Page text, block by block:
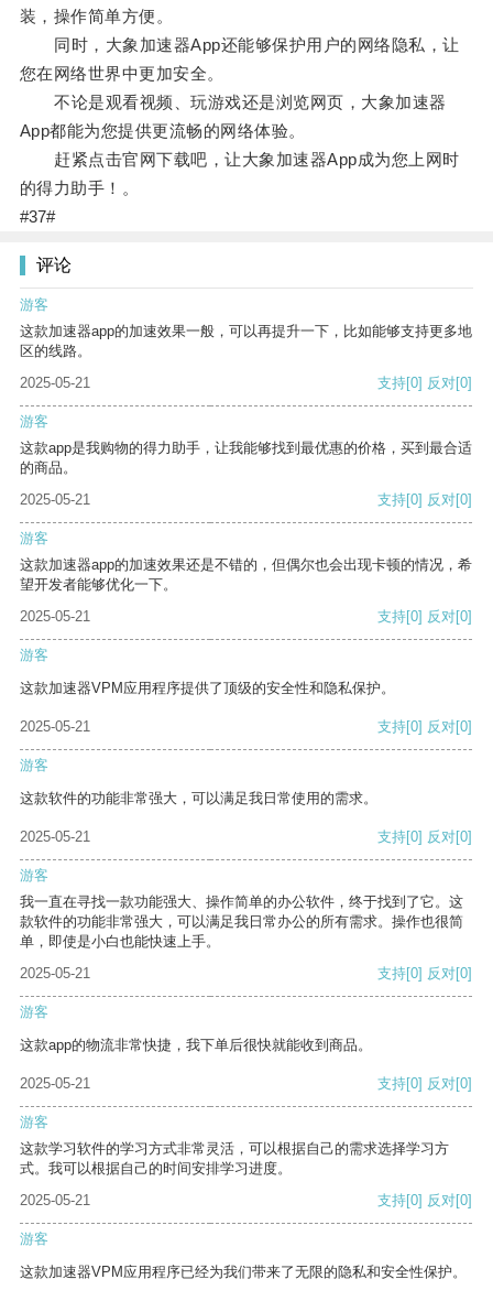
装，操作简单方便。
同时，大象加速器App还能够保护用户的网络隐私，让
您在网络世界中更加安全。
不论是观看视频、玩游戏还是浏览网页，大象加速器
App都能为您提供更流畅的网络体验。
赶紧点击官网下载吧，让大象加速器App成为您上网时
的得力助手！。
#37#
评论
游客
这款加速器app的加速效果一般，可以再提升一下，比如能够支持更多地
区的线路。
2025-05-21
支持[0] 反对[0]
游客
这款app是我购物的得力助手，让我能够找到最优惠的价格，买到最合适
的商品。
2025-05-21
支持[0] 反对[0]
游客
这款加速器app的加速效果还是不错的，但偶尔也会出现卡顿的情况，希
望开发者能够优化一下。
2025-05-21
支持[0] 反对[0]
游客
这款加速器VPM应用程序提供了顶级的安全性和隐私保护。
2025-05-21 支持[0] 反对[0]
游客
这款软件的功能非常强大，可以满足我日常使用的需求。
2025-05-21 支持[0] 反对[0]
游客
我一直在寻找一款功能强大、操作简单的办公软件，终于找到了它。这
款软件的功能非常强大，可以满足我日常办公的所有需求。操作也很简
单，即使是小白也能快速上手。
2025-05-21
支持[0] 反对[0]
游客
这款app的物流非常快捷，我下单后很快就能收到商品。
2025-05-21 支持[0] 反对[0]
游客
这款学习软件的学习方式非常灵活，可以根据自己的需求选择学习方
式。我可以根据自己的时间安排学习进度。
2025-05-21
支持[0] 反对[0]
游客
这款加速器VPM应用程序已经为我们带来了无限的隐私和安全性保护。